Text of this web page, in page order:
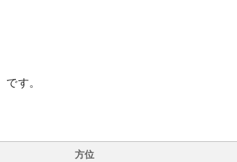
す。
方位